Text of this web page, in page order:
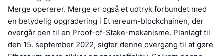
Merge opererer. Merge er også et udtryk forbundet med
en betydelig opgradering i Ethereum-blockchainen, der
overgår den til en Proof-of-Stake-mekanisme. Planlagt til
den 15. september 2022, sigter denne overgang til at gøre